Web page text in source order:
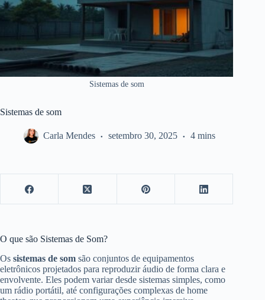
Sistemas de som
Sistemas de som
Carla Mendes setembro 30, 2025 4 mins
O que são Sistemas de Som?
Os sistemas de som são conjuntos de equipamentos
eletrônicos projetados para reproduzir áudio de forma clara e
envolvente. Eles podem variar desde sistemas simples, como
um rádio portátil, até configurações complexas de home